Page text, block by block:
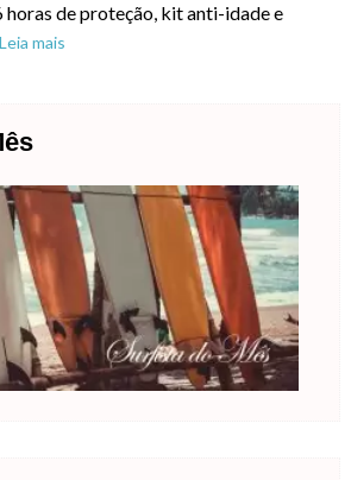
de proteção, kit anti-idade e
Leia mais